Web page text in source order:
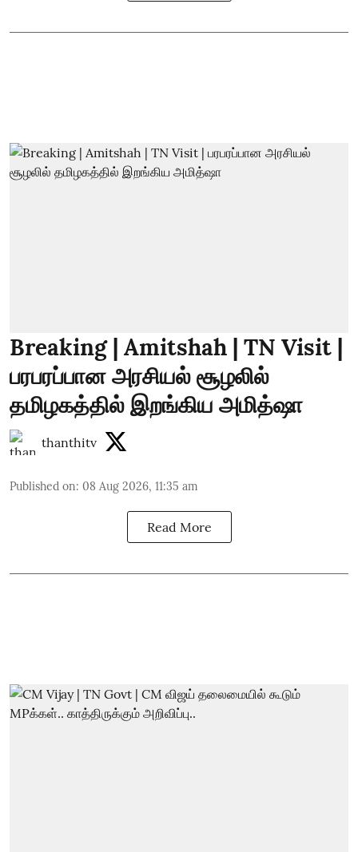
Breaking | Amitshah | TN Visit |
பரபரப்பான அரசியல் சூழலில்
தமிழகத்தில் இறங்கிய அமித்ஷா
thanthitv
Published on: 08 Aug 2026, 11:35 am
Read More